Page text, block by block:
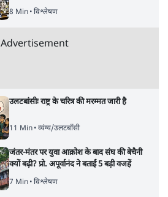
8 Min• विश्लेषण
Advertisement
उलटबांसीः राष्ट्र के चरित्र की मरम्मत जारी है
11 Min• व्यंग्य/उलटबाँसी
जंतर-मंतर पर युवा आक्रोश के बाद संघ की बेचैनी
क्यों बढ़ी? प्रो. अपूर्वानंद ने बताईं 5 बड़ी वजहें
7 Min• विश्लेषण